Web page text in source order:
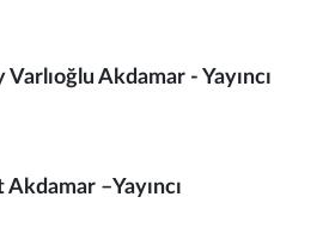
Varlıoğlu Akdamar - Yayıncı
Akdamar –Yayıncı